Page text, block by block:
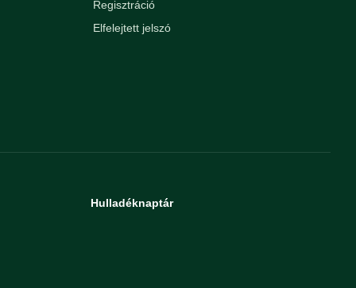
Regisztráció
Elfelejtett jelszó
Hulladéknaptár